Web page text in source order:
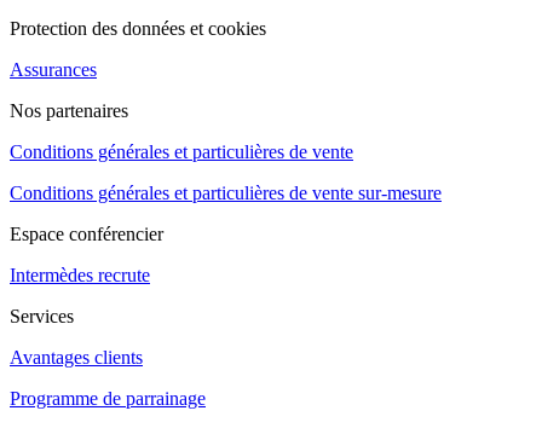
Protection des données et cookies
Assurances
Nos partenaires
Conditions générales et particulières de vente
Conditions générales et particulières de vente sur-mesure
Espace conférencier
Intermèdes recrute
Services
Avantages clients
Programme de parrainage